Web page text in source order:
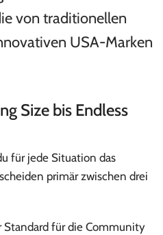
von traditionellen
USA-Marken
Size bis Endless
für jede Situation das
primär zwischen drei
Standard für die Community